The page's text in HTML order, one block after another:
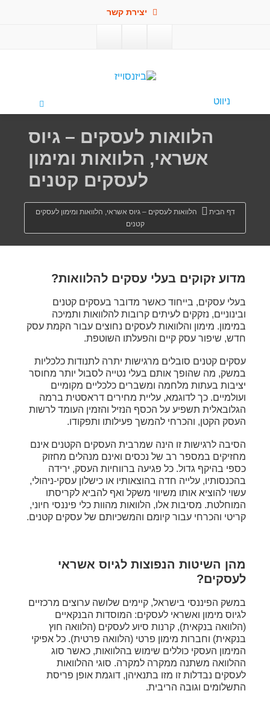
יצירת קשר
ניווט
הלוואות לעסקים – גיוס
אשראי, הלוואות ומימון
לעסקים קטנים
דף הבית
הלוואות לעסקים – גיוס אשראי, הלוואות ומימון לעסקים
קטנים
מדוע זקוקים בעלי עסקים להלוואות?
בעלי עסקים, בייחוד כאשר מדובר בעסקים קטנים
ובינוניים, נזקקים לעיתים קרובות להלוואות ותמיכה
במימון. מימון והלוואות לעסקים נחוצים עבור הקמת עסק
חדש, שיפור עסק קיים והפעלתו השוטפת.
עסקים קטנים סובלים מרגישות יתרה לתנודות כלכליות
במשק, מה שהופך אותם בעלי נטייה לסבול יותר מחוסר
יציבות בעתות מלחמה ומשברים כלכליים מקומיים
ועולמיים. כך לדוגמא, עליית מחירים דראסטית ברמה
הגלובאלית תשפיע על הכסף הנזיל והזמין העומד לרשות
העסק הקטן, והכרחי להמשך פעילותו ותפקודו.
הסיבה לרגישות זו הינה שמרבית העסקים הקטנים אינם
מחזיקים במספר רב של נכסים ואינם מנהלים מחזוק
כספי בהיקף גדול. כל פגיעה ברווחיות העסק, ירידה
בהכנסותיו, עלייה חדה בהוצאותיו או כישלון עסקי-ניהולי,
עשוי להוציא אותו משיווי משקל ואף להביא לקריסתו
המוחלטת. מסיבות אלו, הלוואות מהוות כלי פיננסי חיוני,
קריטי והכרחי עבור קיומם והמשכיותם של עסקים קטנים.
מהן השיטות הנפוצות לגיוס אשראי
לעסקים?
במשק הפיננסי בישראל, קיימים שלושה ערוצים מרכזיים
לגיוס מימון ואשראי לעסקים: המוסדות הבנקאיים
(הלוואה בנקאית), קרנות סיוע לעסקים (הלוואה חוץ
בנקאית) וחברות מימון פרטי (הלוואה פרטית). כל אפיקי
המימון העסקי כוללים שימוש בהלוואות, כאשר סוג
ההלוואה משתנה ממקרה למקרה. סוגי ההלוואות
לעסקים נבדלות זו מזו בתנאיהן, דוגמת אופן פריסת
התשלומים וגובה הריבית.